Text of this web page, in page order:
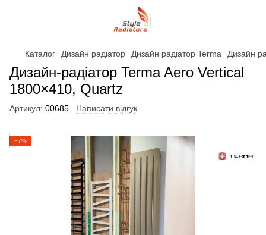
Каталог Дизайн радіатор Дизайн радіатор Terma Дизайн
Дизайн-радіатор Terma Aero Vertical
1800×410, Quartz
Артикул: 00685 Написати відгук
−7%